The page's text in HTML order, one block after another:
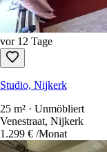
vor 12 Tage
Studio, Nijkerk
25 m² · Unmöbliert
Venestraat, Nijkerk
1.299 € /Monat